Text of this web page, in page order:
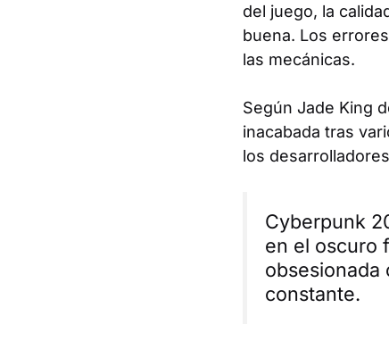
del juego, la
buena. Los
las mecánicas.
Según Jade King
inacabada tras
los
Cyberpunk
en el oscuro
obsesionada
constante.